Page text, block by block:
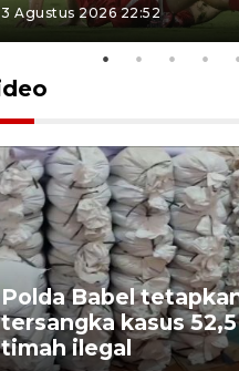
3 Agustus 2026 22:52
Polda Babel
tersangka kasus
timah ilegal